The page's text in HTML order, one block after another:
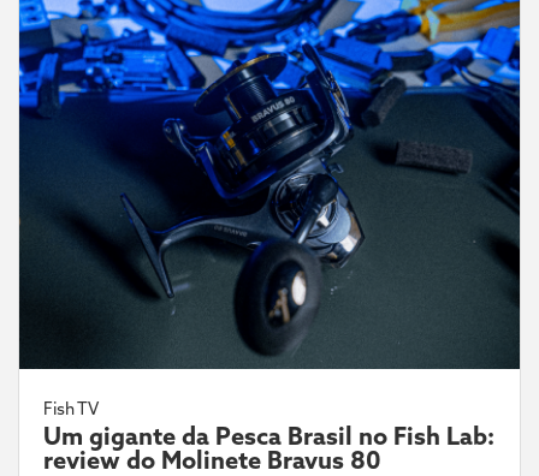
Fish TV
Um gigante da Pesca Brasil no Fish Lab:
review do Molinete Bravus 80